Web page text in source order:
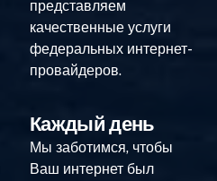
представляем
качественные услуги
федеральных интернет-
провайдеров.
Каждый день
Мы заботимся, чтобы
Ваш интернет был